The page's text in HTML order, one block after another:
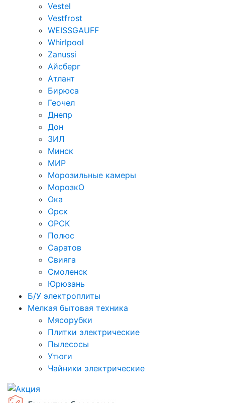
Vestel
Vestfrost
WEISSGAUFF
Whirlpool
Zanussi
Айсберг
Атлант
Бирюса
Геочел
Днепр
Дон
ЗИЛ
Минск
МИР
Морозильные камеры
МорозкО
Ока
Орск
ОРСК
Полюс
Саратов
Свияга
Смоленск
Юрюзань
Б/У электроплиты
Мелкая бытовая техника
Мясорубки
Плитки электрические
Пылесосы
Утюги
Чайники электрические